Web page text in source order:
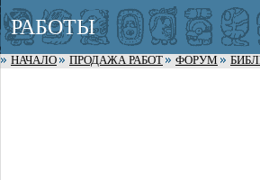
РАБОТЫ
НАЧАЛО ПРОДАЖА РАБОТ ФОРУМ